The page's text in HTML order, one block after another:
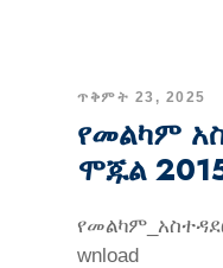
ጥቅምት 23, 2025
የመልካም
ሞጁል
wnload